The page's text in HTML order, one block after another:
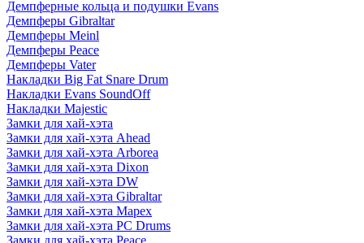
Демпферные кольца и подушки Evans
Демпферы Gibraltar
Демпферы Meinl
Демпферы Peace
Демпферы Vater
Накладки Big Fat Snare Drum
Накладки Evans SoundOff
Накладки Majestic
Замки для хай-хэта
Замки для хай-хэта Ahead
Замки для хай-хэта Arborea
Замки для хай-хэта Dixon
Замки для хай-хэта DW
Замки для хай-хэта Gibraltar
Замки для хай-хэта Mapex
Замки для хай-хэта PC Drums
Замки для хай-хэта Peace